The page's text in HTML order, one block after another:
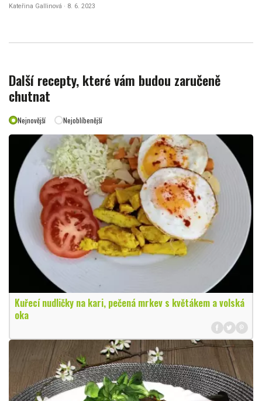
Kateřina Gallinová · 8. 6. 2023
Další recepty, které vám budou zaručeně
chutnat
Nejnovější Nejoblíbenější
Kuřecí nudličky na kari, pečená mrkev s květákem a volská
oka